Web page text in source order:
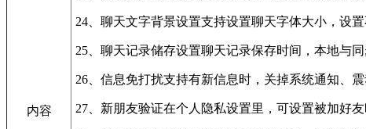
内容
24、聊天文字背景设置支持设置聊天字体大小，设
25、聊天记录储存设置聊天记录保存时间，本地与
26、信息免打扰支持有新信息时，关掉系统通知、
27、新朋友验证在个人隐私设置里，可设置被加好